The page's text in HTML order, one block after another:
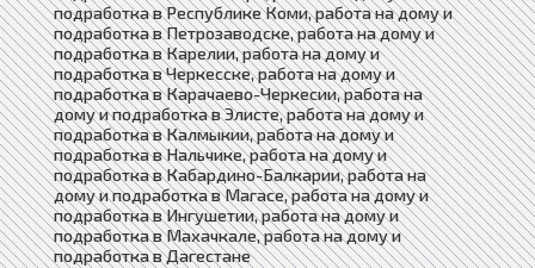
подработка в Республике Коми, работа на дому и
подработка в Петрозаводске, работа на дому и
подработка в Карелии, работа на дому и
подработка в Черкесске, работа на дому и
подработка в Карачаево-Черкесии, работа на
дому и подработка в Элисте, работа на дому и
подработка в Калмыкии, работа на дому и
подработка в Нальчике, работа на дому и
подработка в Кабардино-Балкарии, работа на
дому и подработка в Магасе, работа на дому и
подработка в Ингушетии, работа на дому и
подработка в Махачкале, работа на дому и
подработка в Дагестане